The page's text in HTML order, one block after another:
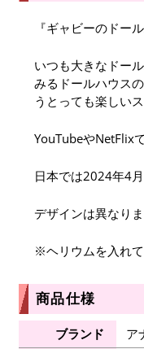
『ギャビーのドー
いつも大きなドー
みるドールハウス
うとっても楽しいス
YouTubeやNetFlix
日本では2024年4
デザインは異なりま
※ヘリウムを入れて
商品仕様
ブランド
ア